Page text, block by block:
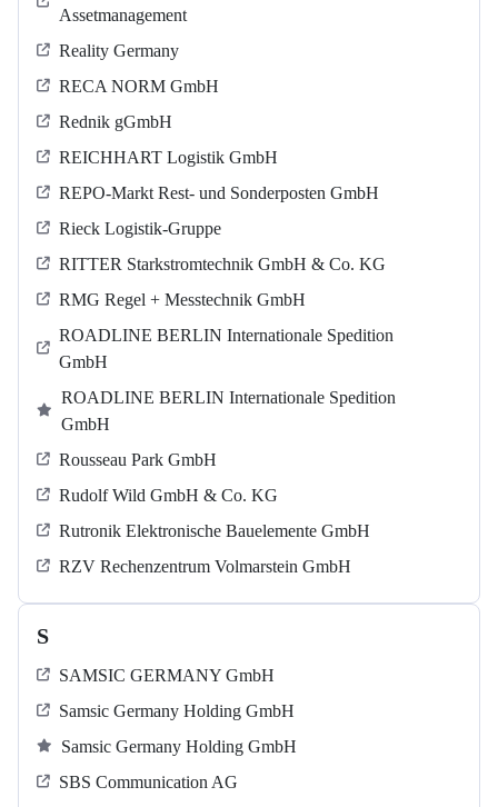
Assetmanagement
Reality Germany
RECA NORM GmbH
Rednik gGmbH
REICHHART Logistik GmbH
REPO-Markt Rest- und Sonderposten GmbH
Rieck Logistik-Gruppe
RITTER Starkstromtechnik GmbH & Co. KG
RMG Regel + Messtechnik GmbH
ROADLINE BERLIN Internationale Spedition
GmbH
ROADLINE BERLIN Internationale Spedition
GmbH
Rousseau Park GmbH
Rudolf Wild GmbH & Co. KG
Rutronik Elektronische Bauelemente GmbH
RZV Rechenzentrum Volmarstein GmbH
S
SAMSIC GERMANY GmbH
Samsic Germany Holding GmbH
Samsic Germany Holding GmbH
SBS Communication AG